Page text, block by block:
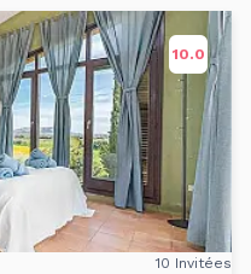
10.0
10 Invitées